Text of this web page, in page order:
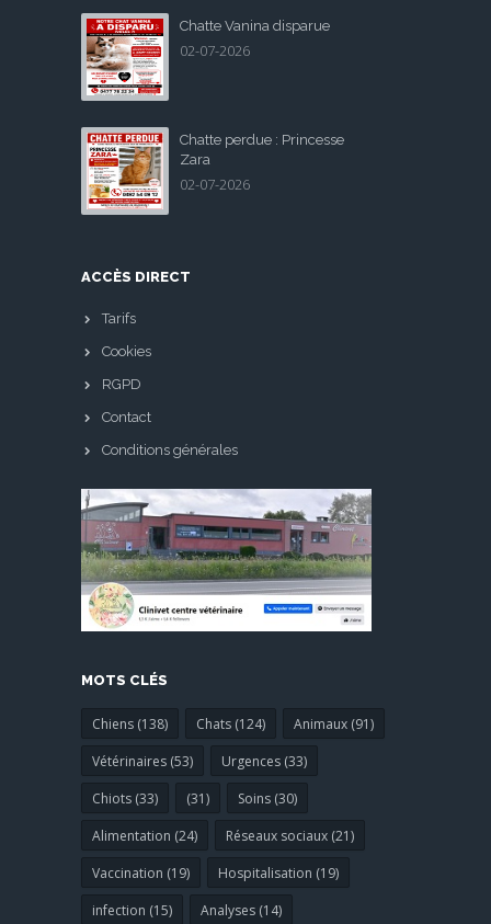
Chatte Vanina disparue
02-07-2026
Chatte perdue : Princesse
Zara
02-07-2026
ACCÈS DIRECT
Tarifs
Cookies
RGPD
Contact
Conditions générales
MOTS CLÉS
Chiens (138) Chats (124)
Animaux (91)
Vétérinaires (53)
Urgences (33)
Chiots (33)
(31)
Soins (30)
Alimentation (24)
Réseaux sociaux (21)
Vaccination (19)
Hospitalisation (19)
infection (15)
Analyses (14)